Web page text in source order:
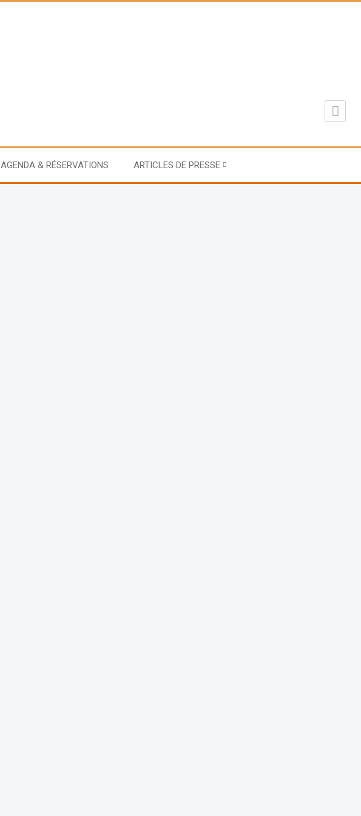
AGENDA & RÉSERVATIONS ARTICLES DE PRESSE